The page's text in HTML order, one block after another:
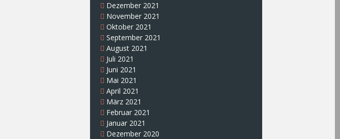
Dezember 2021
November 2021
Oktober 2021
September 2021
August 2021
Juli 2021
Juni 2021
Mai 2021
April 2021
März 2021
Februar 2021
Januar 2021
Dezember 2020